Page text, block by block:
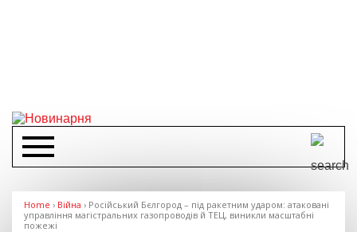
Home › Війна › Російський Бєлгород – під ракетним ударом: атаковані
управління магістральних газопроводів й ТЕЦ, виникли масштабні
пожежі